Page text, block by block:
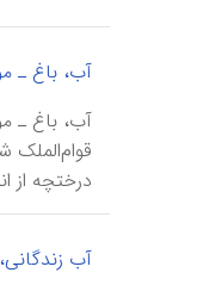
آب، باغ ـ
درختچه از
آب